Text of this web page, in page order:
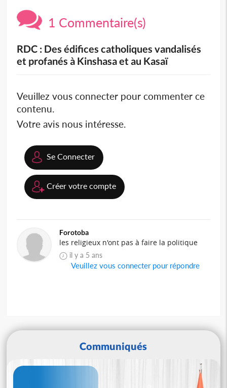
1 Commentaire(s)
RDC : Des édifices catholiques vandalisés
et profanés à Kinshasa et au Kasaï
Veuillez vous connecter pour commenter ce
contenu.
Votre avis nous intéresse.
Se Connecter
Créer votre compte
Forotoba
les religieux n'ont pas à faire la politique
il y a 5 ans
Veuillez vous connecter pour répondre
Communiqués